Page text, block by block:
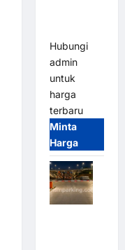
Hubungi
admin
untuk
harga
terbaru
Minta
Harga